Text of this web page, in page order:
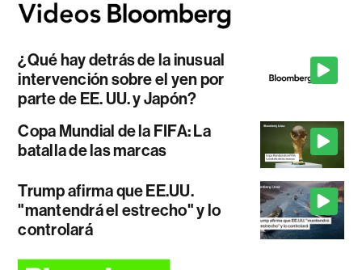
¿Qué hay detrás de la inusual
intervención sobre el yen por
parte de EE. UU. y Japón?
Copa Mundial de la FIFA: La
batalla de las marcas
Trump afirma que EE.UU.
"mantendrá el estrecho" y lo
controlará